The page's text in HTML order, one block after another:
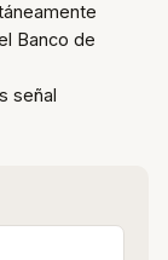
Banco de
señal